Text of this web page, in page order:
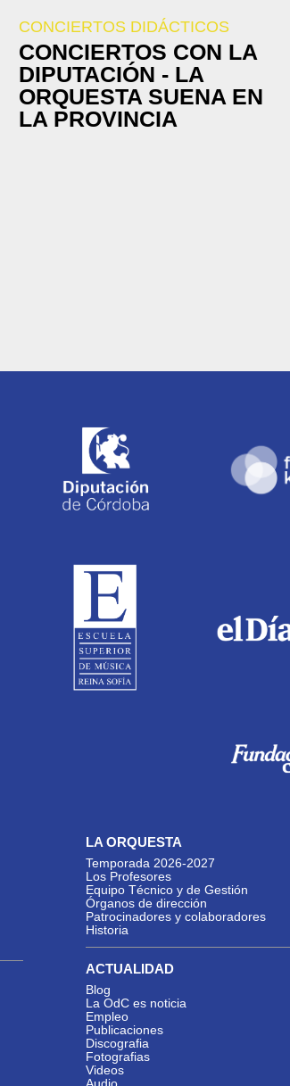
CONCIERTOS DIDÁCTICOS
CONCIERTOS CON LA
DIPUTACIÓN - LA
ORQUESTA SUENA EN
LA PROVINCIA
LA ORQUESTA
Temporada 2026-2027
Los Profesores
Equipo Técnico y de Gestión
Órganos de dirección
Patrocinadores y colaboradores
Historia
ACTUALIDAD
Blog
La OdC es noticia
Empleo
Publicaciones
Discografia
Fotografias
Videos
Audio